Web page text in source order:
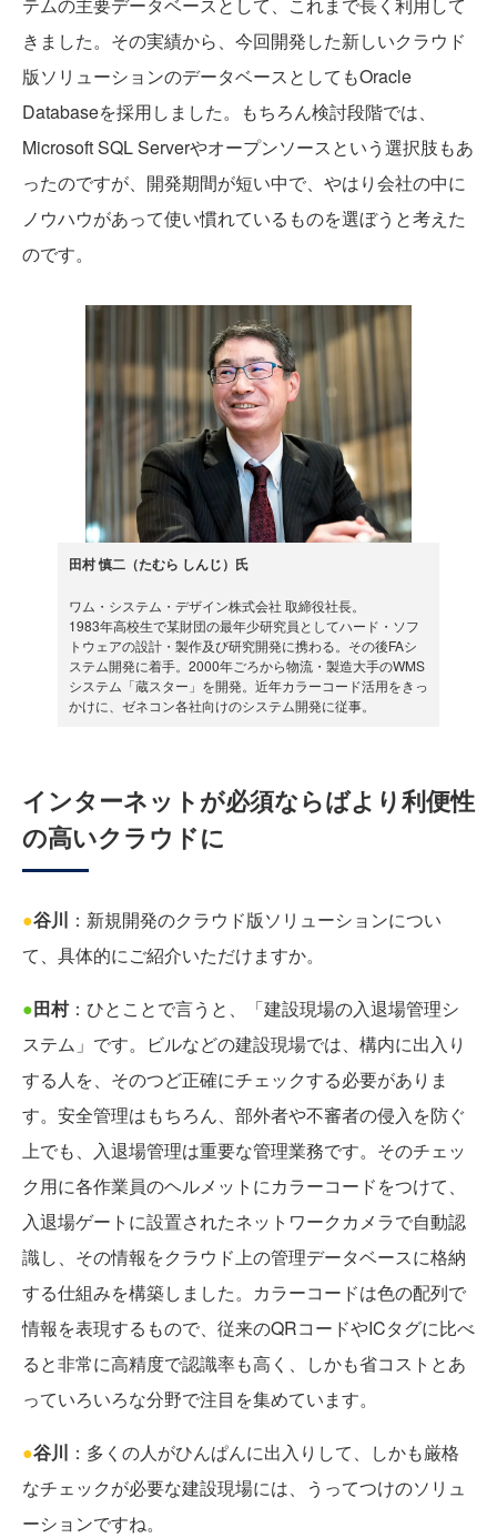
テムの主要データベースとして、これまで長く利用して
きました。その実績から、今回開発した新しいクラウド
版ソリューションのデータベースとしてもOracle
Databaseを採用しました。もちろん検討段階では、
Microsoft SQL Serverやオープンソースという選択肢もあ
ったのですが、開発期間が短い中で、やはり会社の中に
ノウハウがあって使い慣れているものを選ぼうと考えた
のです。
田村 慎二（たむら しんじ）氏
ワム・システム・デザイン株式会社 取締役社長。
1983年高校生で某財団の最年少研究員としてハード・ソフ
トウェアの設計・製作及び研究開発に携わる。その後FAシ
ステム開発に着手。2000年ごろから物流・製造大手のWMS
システム「蔵スター」を開発。近年カラーコード活用をきっ
かけに、ゼネコン各社向けのシステム開発に従事。
インターネットが必須ならばより利便性
の高いクラウドに
●谷川 ：新規開発のクラウド版ソリューションについ
て、具体的にご紹介いただけますか。
●田村：ひとことで言うと、「建設現場の入退場管理シ
ステム」です。ビルなどの建設現場では、構内に出入り
する人を、そのつど正確にチェックする必要がありま
す。安全管理はもちろん、部外者や不審者の侵入を防ぐ
上でも、入退場管理は重要な管理業務です。そのチェッ
ク用に各作業員のヘルメットにカラーコードをつけて、
入退場ゲートに設置されたネットワークカメラで自動認
識し、その情報をクラウド上の管理データベースに格納
する仕組みを構築しました。カラーコードは色の配列で
情報を表現するもので、従来のQRコードやICタグに比べ
ると非常に高精度で認識率も高く、しかも省コストとあ
っていろいろな分野で注目を集めています。
●谷川 ：多くの人がひんぱんに出入りして、しかも厳格
なチェックが必要な建設現場には、うってつけのソリュ
ーションですね。